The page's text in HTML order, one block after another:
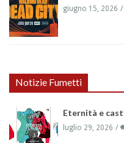
giugno 15, 2026
Notizie Fumetti
Eternità e
luglio 29, 2026